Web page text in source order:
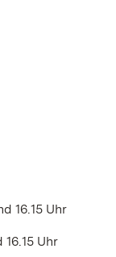
16.15 Uhr
16.15 Uhr